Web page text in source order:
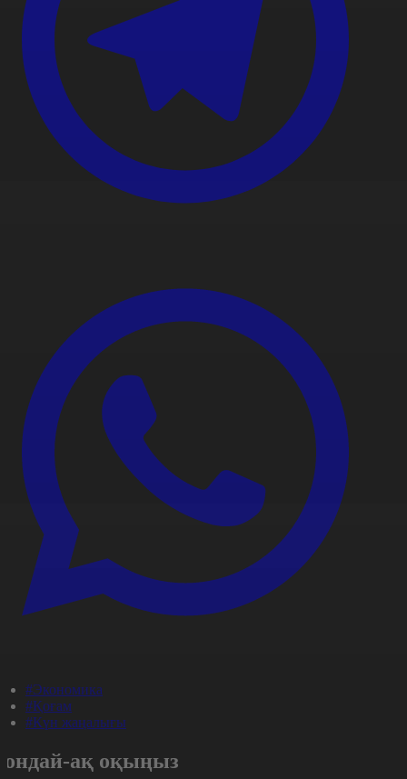
#Экономика
#Қоғам
#Күн жаңалығы
ақ оқыңыз